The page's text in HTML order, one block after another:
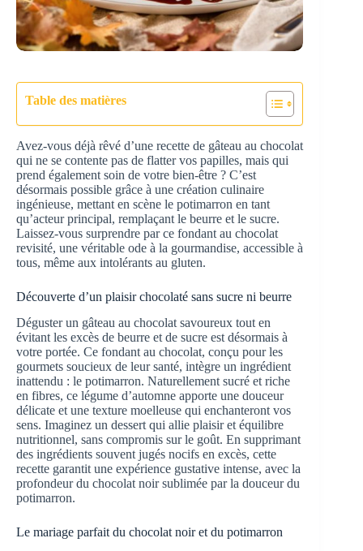
Table des matières
Avez-vous déjà rêvé d’une recette de gâteau au chocolat
qui ne se contente pas de flatter vos papilles, mais qui
prend également soin de votre bien-être ? C’est
désormais possible grâce à une création culinaire
ingénieuse, mettant en scène le potimarron en tant
qu’acteur principal, remplaçant le beurre et le sucre.
Laissez-vous surprendre par ce fondant au chocolat
revisité, une véritable ode à la gourmandise, accessible à
tous, même aux intolérants au gluten.
Découverte d’un plaisir chocolaté sans sucre ni beurre
Déguster un gâteau au chocolat savoureux tout en
évitant les excès de beurre et de sucre est désormais à
votre portée. Ce fondant au chocolat, conçu pour les
gourmets soucieux de leur santé, intègre un ingrédient
inattendu : le potimarron. Naturellement sucré et riche
en fibres, ce légume d’automne apporte une douceur
délicate et une texture moelleuse qui enchanteront vos
sens. Imaginez un dessert qui allie plaisir et équilibre
nutritionnel, sans compromis sur le goût. En supprimant
des ingrédients souvent jugés nocifs en excès, cette
recette garantit une expérience gustative intense, avec la
profondeur du chocolat noir sublimée par la douceur du
potimarron.
Le mariage parfait du chocolat noir et du potimarron